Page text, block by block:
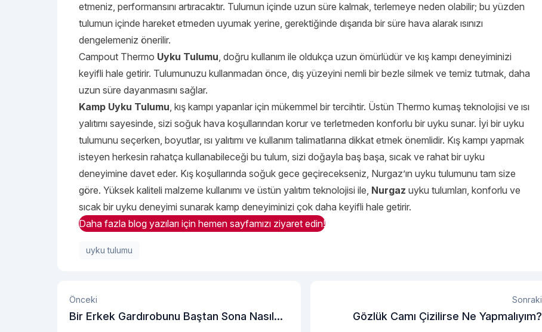
etmeniz, performansını artıracaktır. Tulumun içinde uzun süre kalmak, terlemeye neden olabilir; bu yüzden
tulumun içinde hareket etmeden uyumak yerine, gerektiğinde dışarıda bir süre hava alarak ısınızı
dengelemeniz önerilir.
Campout Thermo Uyku Tulumu, doğru kullanım ile oldukça uzun ömürlüdür ve kış kampı deneyiminizi
keyifli hale getirir. Tulumunuzu kullanmadan önce, dış yüzeyini nemli bir bezle silmek ve temiz tutmak, daha
uzun süre dayanmasını sağlar.
Kamp Uyku Tulumu, kış kampı yapanlar için mükemmel bir tercihtir. Üstün Thermo kumaş teknolojisi ve ısı
yalıtımı sayesinde, sizi soğuk hava koşullarından korur ve terletmeden konforlu bir uyku sunar. İyi bir uyku
tulumunu seçerken, boyutlar, ısı yalıtımı ve kullanım talimatlarına dikkat etmek önemlidir. Kış kampı yapmak
isteyen herkesin rahatça kullanabileceği bu tulum, sizi doğayla baş başa, sıcak ve rahat bir uyku
deneyimine davet eder. Kış koşullarında soğuk gece geçirecekseniz, Nurgaz’ın uyku tulumunu tam size
göre. Yüksek kaliteli malzeme kullanımı ve üstün yalıtım teknolojisi ile, Nurgaz uyku tulumları, konforlu ve
sıcak bir uyku deneyimi sunarak kamp deneyiminizi çok daha keyifli hale getirir.
Daha fazla blog yazıları için hemen sayfamızı ziyaret edin!
uyku tulumu
Önceki
Bir Erkek Gardırobunu Baştan Sona Nasıl
Sonraki
Gözlük Camı Çizilirse Ne Yapmalıyım?